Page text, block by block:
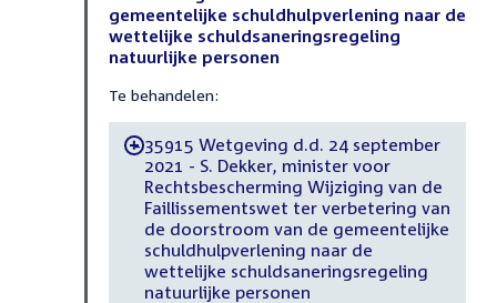
gemeentelijke schuldhulpverlening naar de
wettelijke schuldsaneringsregeling
natuurlijke personen
Te behandelen:
-35915 Wetgeving d.d. 24 september
2021 - S. Dekker, minister voor
Rechtsbescherming Wijziging van de
Faillissementswet ter verbetering van
de doorstroom van de gemeentelijke
schuldhulpverlening naar de
wettelijke schuldsaneringsregeling
natuurlijke personen